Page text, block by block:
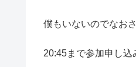
僕もいないのでなお
20:45まで参加申し込